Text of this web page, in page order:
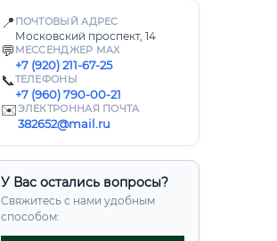
📍 ПОЧТОВЫЙ АДРЕС
Московский проспект, 14
💬 МЕССЕНДЖЕР MAX
+7 (920) 211-67-25
📞ТЕЛЕФОНЫ
+7 (960) 790-00-21
✉️ЭЛЕКТРОННАЯ ПОЧТА
382652@mail.ru
У Вас остались вопросы?
Свяжитесь с нами удобным
способом: